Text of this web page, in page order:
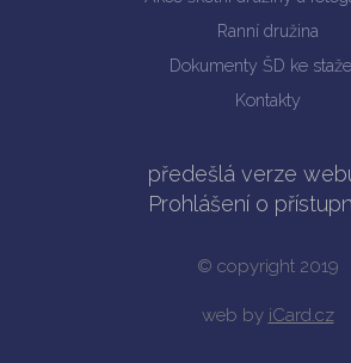
Ranní družina
Dokumenty ŠD ke
Kontakty
předešlá verze
Prohlášení o
© copyright 2019
web by iCard.cz